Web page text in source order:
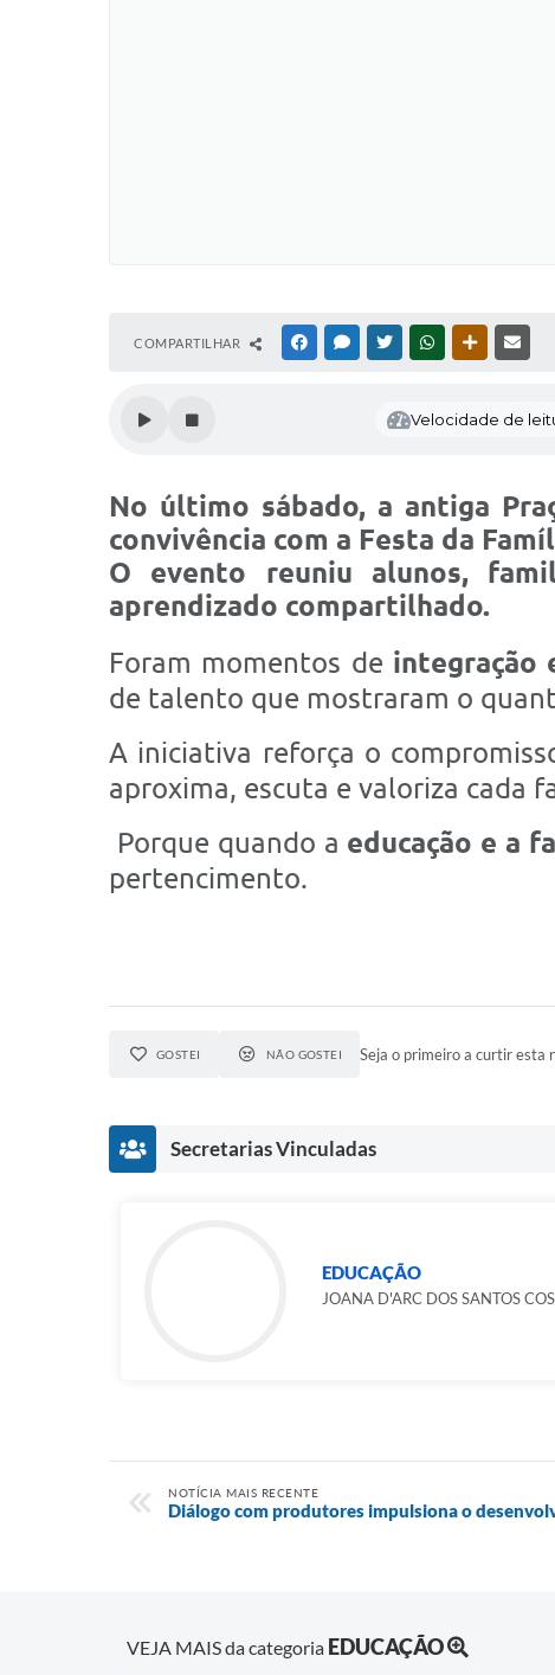
COMPARTILHAR FACEBOOKMESSENGER
TWITTERWHATSAPPOUTRAS
Velocidade de
No último sábado, a antiga
convivência com a Festa da
O evento reuniu alunos,
aprendizado compartilhado.
Foram momentos de integração
de talento que mostraram o
A iniciativa reforça o
aproxima, escuta e valoriza cada
Porque quando a educação e a
pertencimento.
GOSTEI NÃO GOSTEI Seja o primeiro a curtir esta
Secretarias Vinculadas
EDUCAÇÃO
JOANA D'ARC DOS SANTOS
NOTÍCIA MAIS RECENTE
Diálogo com produtores impulsiona o
VEJA MAIS da categoria EDUCAÇÃO